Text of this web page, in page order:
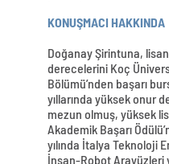
KONUŞMACI HAKKINDA
Doğanay Şirintuna,
derecelerini Koç
Bölümü’nden başarı
yıllarında yüksek onur
mezun olmuş, yüksek
Akademik Başarı
yılında İtalya Teknoloji
İnsan-Robot Arayüzleri